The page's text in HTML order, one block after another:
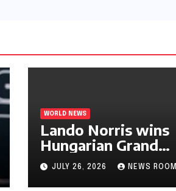
WORLD NEWS
Lando Norris wins
Hungarian Grand
Prix for first F1
triumph in 2026​​
JULY 26, 2026 NEWS ROOM